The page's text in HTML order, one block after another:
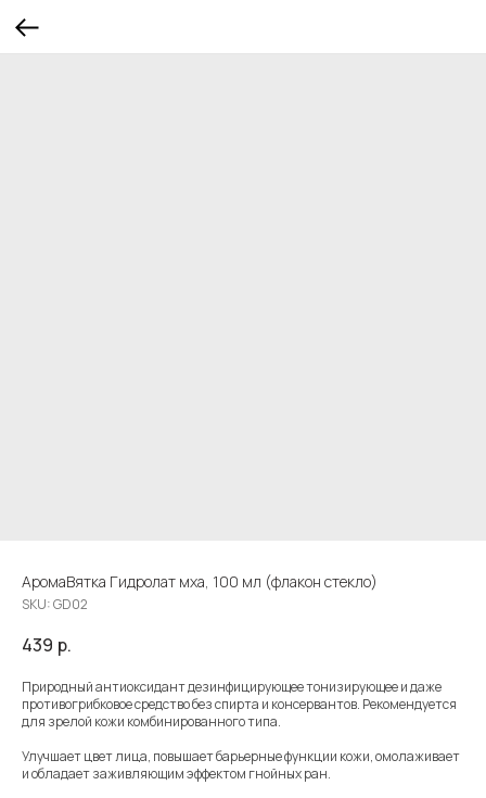
АромаВятка Гидролат мха, 100 мл (флакон стекло)
SKU:GD02
439 р.
Природный антиоксидант дезинфицирующее тонизирующее и даже
противогрибковое средство без спирта и консервантов. Рекомендуется
для зрелой кожи комбинированного типа.
Улучшает цвет лица, повышает барьерные функции кожи, омолаживает
и обладает заживляющим эффектом гнойных ран.